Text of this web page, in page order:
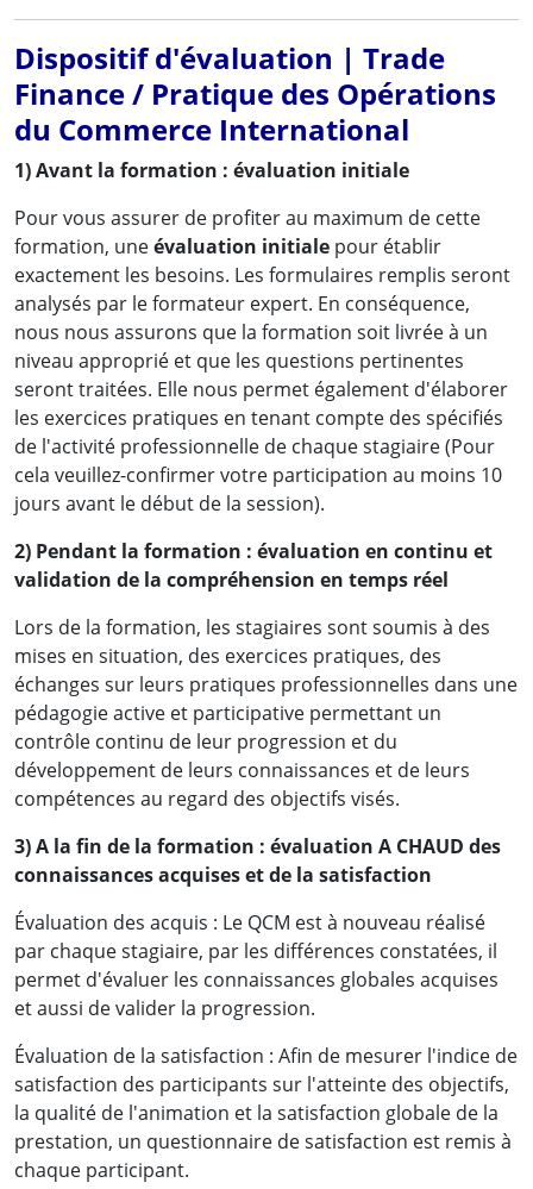
Dispositif d'évaluation | Trade
Finance / Pratique des Opérations
du Commerce International
1) Avant la formation : évaluation initiale
Pour vous assurer de profiter au maximum de cette
formation, uneévaluation initiale pour établir
exactement les besoins. Les formulaires remplis seront
analysés par le formateur expert. En conséquence,
nous nous assurons que la formation soit livrée à un
niveau approprié et que les questions pertinentes
seront traitées. Elle nous permet également d'élaborer
les exercices pratiques en tenant compte des spécifiés
de l'activité professionnelle de chaque stagiaire (Pour
cela veuillez-confirmer votre participation au moins 10
jours avant le début de la session).
2) Pendant la formation : évaluation en continu et
validation de la compréhension en temps réel
Lors de la formation, les stagiaires sont soumis à des
mises en situation, des exercices pratiques, des
échanges sur leurs pratiques professionnelles dans une
pédagogie active et participative permettant un
contrôle continu de leur progression et du
développement de leurs connaissances et de leurs
compétences au regard des objectifs visés.
3) A la fin de la formation : évaluation A CHAUD des
connaissances acquises et de la satisfaction
Évaluation des acquis : Le QCM est à nouveau réalisé
par chaque stagiaire, par les différences constatées, il
permet d'évaluer les connaissances globales acquises
et aussi de valider la progression.
Évaluation de la satisfaction : Afin de mesurer l'indice de
satisfaction des participants sur l'atteinte des objectifs,
la qualité de l'animation et la satisfaction globale de la
prestation, un questionnaire de satisfaction est remis à
chaque participant.